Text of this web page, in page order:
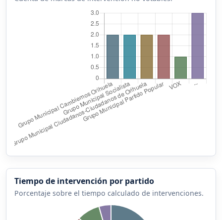
Tiempo de intervención por partido
Porcentaje sobre el tiempo calculado de intervenciones.